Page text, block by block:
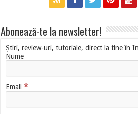
Abonează-te la newsletter!
Știri, review-uri, tutoriale, direct la tine în
Nume
Email*